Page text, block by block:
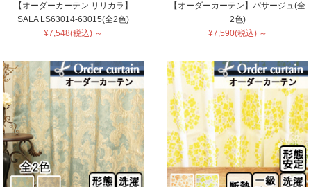
【オーダーカーテン リリカラ】
SALA LS63014-63015(全2色)
¥7,548(税込) ～
【オーダーカーテン】パサージュ(全
2色)
¥7,590(税込) ～